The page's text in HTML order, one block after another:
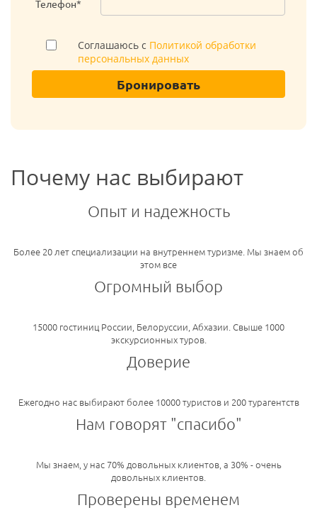
Телефон*
Соглашаюсь с Политикой обработки
персональных данных
Бронировать
Почему нас выбирают
Опыт и надежность
Более 20 лет специализации на внутреннем туризме. Мы знаем об
этом все
Огромный выбор
15000 гостиниц России, Белоруссии, Абхазии. Свыше 1000
экскурсионных туров.
Доверие
Ежегодно нас выбирают более 10000 туристов и 200 турагентств
Нам говорят "спасибо"
Мы знаем, у нас 70% довольных клиентов, а 30% - очень
довольных клиентов.
Проверены временем